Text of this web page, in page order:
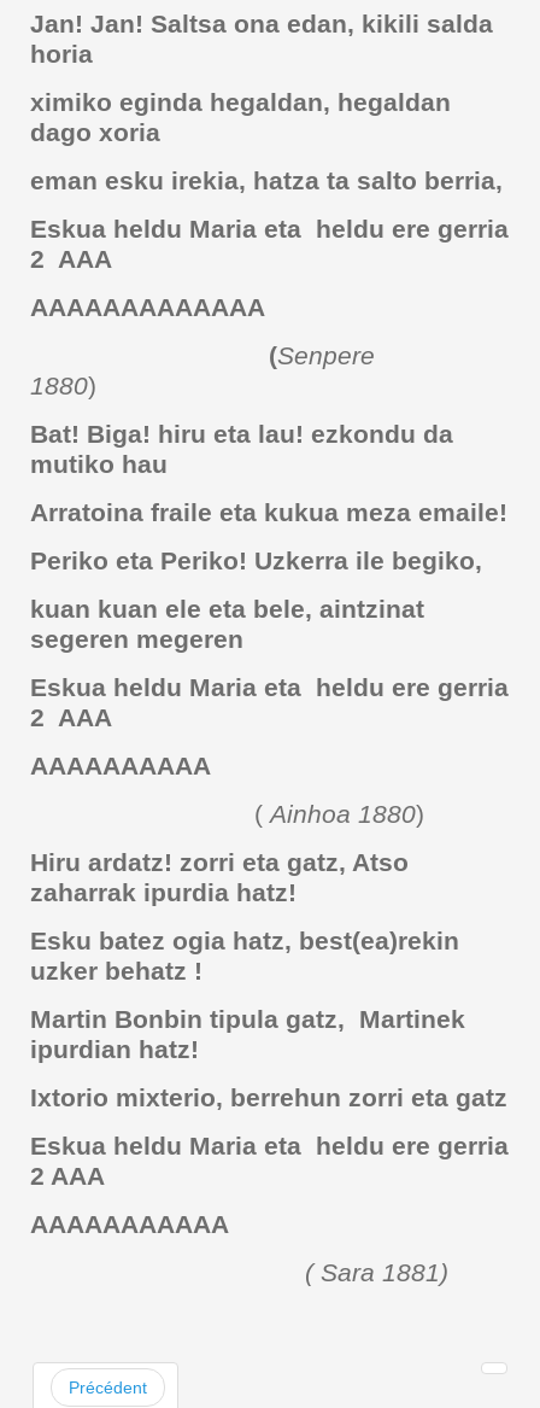
Jan! Jan! Saltsa ona edan, kikili salda
horia
ximiko eginda hegaldan, hegaldan
dago xoria
eman esku irekia, hatza ta salto berria,
Eskua heldu Maria eta heldu ere gerria
2 AAA
AAAAAAAAAAAAA
(Senpere
1880)
Bat! Biga! hiru eta lau! ezkondu da
mutiko hau
Arratoina fraile eta kukua meza emaile!
Periko eta Periko! Uzkerra ile begiko,
kuan kuan ele eta bele, aintzinat
segeren megeren
Eskua heldu Maria eta heldu ere gerria
2 AAA
AAAAAAAAAA
(Ainhoa 1880)
Hiru ardatz! zorri eta gatz, Atso
zaharrak ipurdia hatz!
Esku batez ogia hatz, best(ea)rekin
uzker behatz !
Martin Bonbin tipula gatz, Martinek
ipurdian hatz!
Ixtorio mixterio, berrehun zorri eta gatz
Eskua heldu Maria eta heldu ere gerria
2 AAA
AAAAAAAAAAA
( Sara 1881)
Précédent